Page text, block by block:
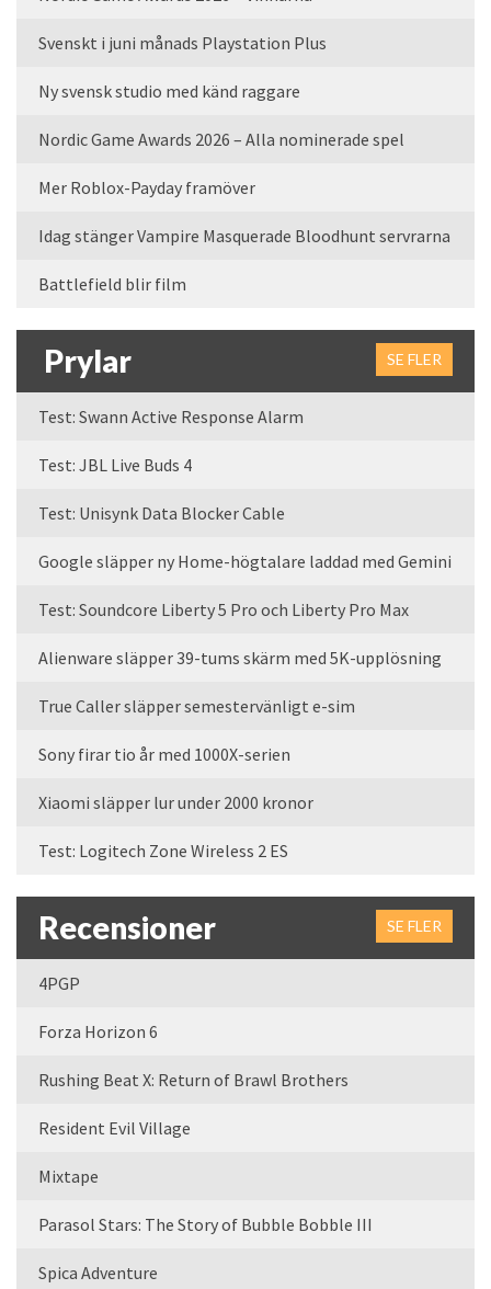
Svenskt i juni månads Playstation Plus
Ny svensk studio med känd raggare
Nordic Game Awards 2026 – Alla nominerade spel
Mer Roblox-Payday framöver
Idag stänger Vampire Masquerade Bloodhunt servrarna
Battlefield blir film
Prylar SE FLER
Test: Swann Active Response Alarm
Test: JBL Live Buds 4
Test: Unisynk Data Blocker Cable
Google släpper ny Home-högtalare laddad med Gemini
Test: Soundcore Liberty 5 Pro och Liberty Pro Max
Alienware släpper 39-tums skärm med 5K-upplösning
True Caller släpper semestervänligt e-sim
Sony firar tio år med 1000X-serien
Xiaomi släpper lur under 2000 kronor
Test: Logitech Zone Wireless 2 ES
Recensioner SE FLER
4PGP
Forza Horizon 6
Rushing Beat X: Return of Brawl Brothers
Resident Evil Village
Mixtape
Parasol Stars: The Story of Bubble Bobble III
Spica Adventure